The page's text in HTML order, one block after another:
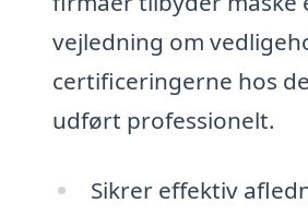
vejledning om
certificeringerne hos
udført professionelt.
Sikrer effektiv